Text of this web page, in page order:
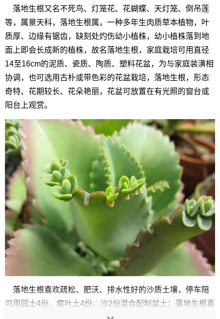
落地生根又名不死鸟、灯笼花、花蝴蝶、天灯笼、倒吊莲
等，属景天科，落地生根属，一种多年生肉质草本植物，叶
质厚、边缘有锯齿，缺刻处灼伤幼小植株，幼小植株落到地
面上即会长成新的植株，故名落地生根，家庭栽培可用直径
14至16cm的泥质、瓷质、陶质、塑料花盆，为与家庭装潢相
协调，也可选用古朴或带色彩的花盆栽培，落地生根，形态
奇特、花期较长、花朵艳丽，花盆可放置在有光照的窗台或
阳台上观赏。
落地生根喜欢疏松、肥沃、排水性好的沙质土壤，停车陪
可用园土4份、腐叶土4份、沙2份混合配制盆土；落地生根喜